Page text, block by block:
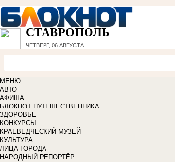
СТАВРОПОЛЬ
ЧЕТВЕРГ, 06 АВГУСТА
МЕНЮ
АВТО
АФИША
БЛОКНОТ ПУТЕШЕСТВЕННИКА
ЗДОРОВЬЕ
КОНКУРСЫ
КРАЕВЕДЧЕСКИЙ МУЗЕЙ
КУЛЬТУРА
ЛИЦА ГОРОДА
НАРОДНЫЙ РЕПОРТЁР